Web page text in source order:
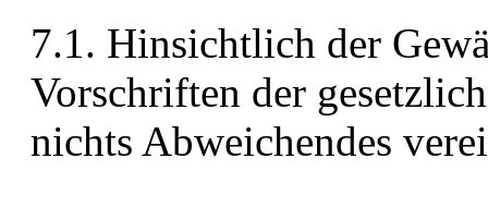
7.1. Hinsichtlich der
Vorschriften der
nichts Abweichendes